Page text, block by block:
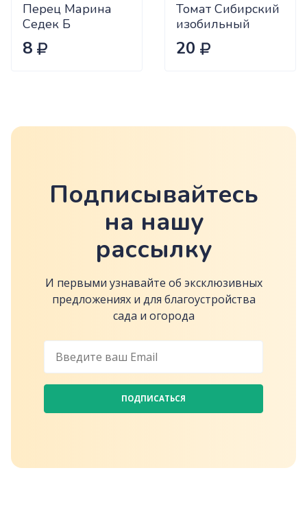
Перец Марина
Седек Б
8
Томат Сибирский
изобильный
Сиб.сад Ц
20
Подписывайтесь
на нашу
рассылку
И первыми узнавайте об эксклюзивных
предложениях и для благоустройства
сада и огорода
ПОДПИСАТЬСЯ